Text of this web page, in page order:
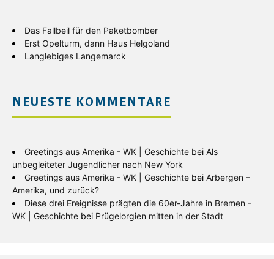
Das Fallbeil für den Paketbomber
Erst Opelturm, dann Haus Helgoland
Langlebiges Langemarck
NEUESTE KOMMENTARE
Greetings aus Amerika - WK | Geschichte bei Als
unbegleiteter Jugendlicher nach New York
Greetings aus Amerika - WK | Geschichte bei Arbergen –
Amerika, und zurück?
Diese drei Ereignisse prägten die 60er-Jahre in Bremen -
WK | Geschichte bei Prügelorgien mitten in der Stadt